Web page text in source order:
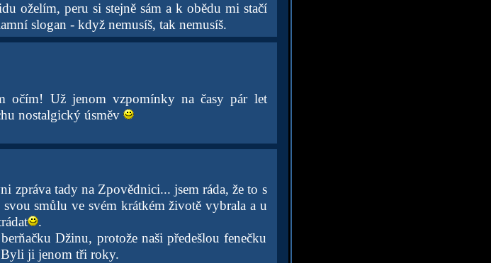
oželím, peru si stejně sám a k obědu mi stačí
slogan - když nemusíš, tak nemusíš.
očím! Už jenom vzpomínky na časy pár let
nostalgický úsměv
zpráva tady na Zpovědnici... jsem ráda, že to s
smůlu ve svém krátkém životě vybrala a u
.
Džinu, protože naši předešlou fenečku
Byli ji jenom tři roky.